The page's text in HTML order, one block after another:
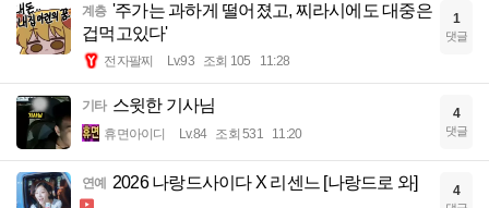
계층 '주가는 과하게 떨어졌고, 찌라시에도 대중은
겁먹고있다'
전자팔찌 Lv.93 조회 105 11:28
1
댓글
기타 스윗한 기사님
휴면아이디 Lv.84 조회 531 11:20
4
댓글
연예 2026 나랑드사이다 X 리센느 [나랑드로 와] 4